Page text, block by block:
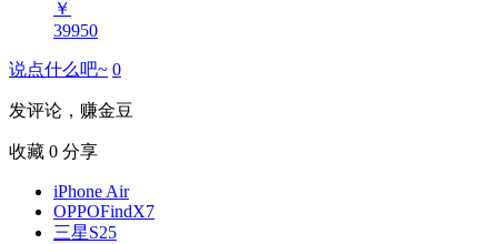
￥
39950
说点什么吧~ 0
发评论，赚金豆
收藏 0 分享
iPhone Air
OPPOFindX7
三星S25